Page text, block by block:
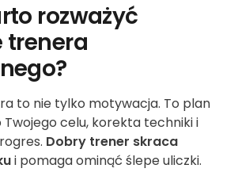
rozważyć
trenera
to nie tylko motywacja. To plan
celu, korekta techniki i
Dobry trener skraca
i pomaga ominąć ślepe uliczki.